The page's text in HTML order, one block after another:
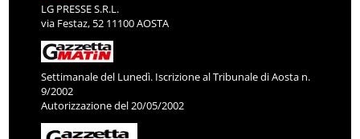
LG PRESSE S.R.L.
via Festaz, 52 11100 AOSTA
Settimanale del Lunedì. Iscrizione al Tribunale di Aosta n.
9/2002
Autorizzazione del 20/05/2002